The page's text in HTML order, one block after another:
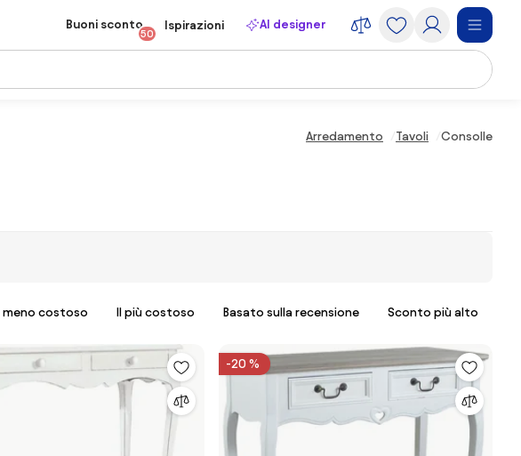
Buoni sconto
50
Ispirazioni AI designer
Arredamento Tavoli Consolle
Il meno costoso Il più costoso Basato sulla recensione Sconto più alto
-20 %